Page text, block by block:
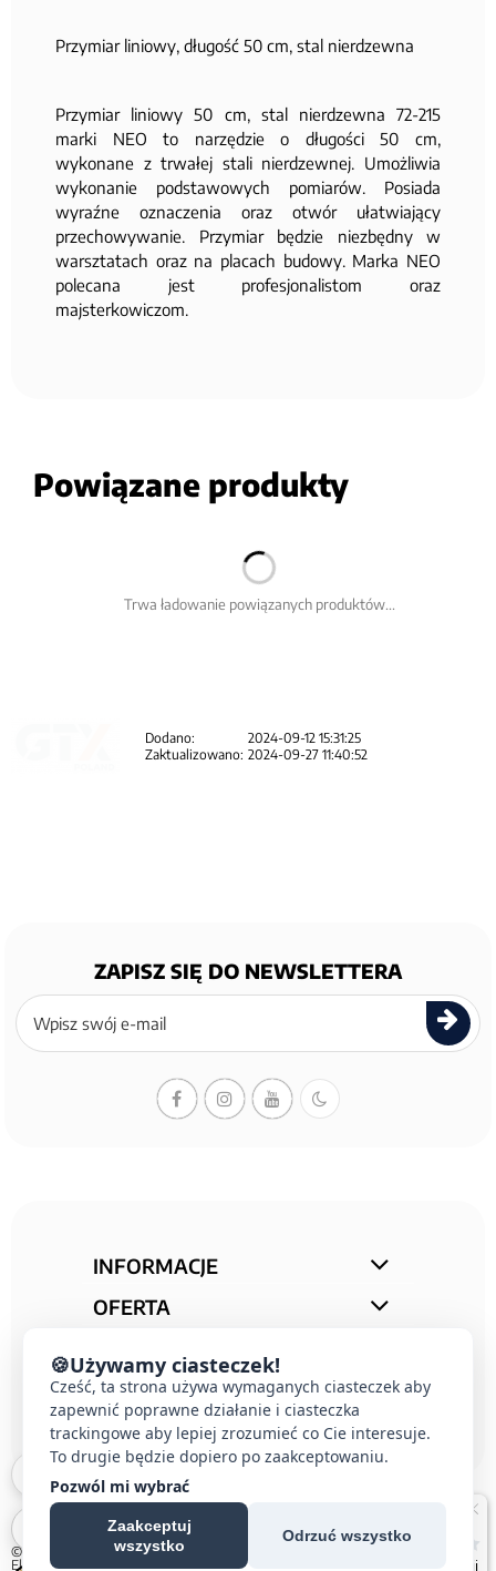
Przymiar liniowy, długość 50 cm, stal nierdzewna
Przymiar liniowy 50 cm, stal nierdzewna 72-215
marki NEO to narzędzie o długości 50 cm,
wykonane z trwałej stali nierdzewnej. Umożliwia
wykonanie podstawowych pomiarów. Posiada
wyraźne oznaczenia oraz otwór ułatwiający
przechowywanie. Przymiar będzie niezbędny w
warsztatach oraz na placach budowy. Marka NEO
polecana jest profesjonalistom oraz
majsterkowiczom.
Powiązane produkty
Trwa ładowanie powiązanych produktów...
Dodano:
2024-09-12 15:31:25
Zaktualizowano: 2024-09-27 11:40:52
ZAPISZ SIĘ DO NEWSLETTERA
Zapisz
się
newslettera
INFORMACJE
OFERTA
KONTAKT
© 2026 E-DOMUS |Kontakt Simon
Electric|
| All rights reserved
🍪Używamy ciasteczek!
Cześć, ta strona używa wymaganych ciasteczek aby
zapewnić poprawne działanie i ciasteczka
trackingowe aby lepiej zrozumieć co Cie interesuje.
To drugie będzie dopiero po zaakceptowaniu.
Pozwól mi wybrać
Zaakceptuj
wszystko
Odrzuć wszystko